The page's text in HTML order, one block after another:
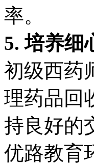
率。
5. 培养细
初级西药
理药品回
持良好的
优路教育